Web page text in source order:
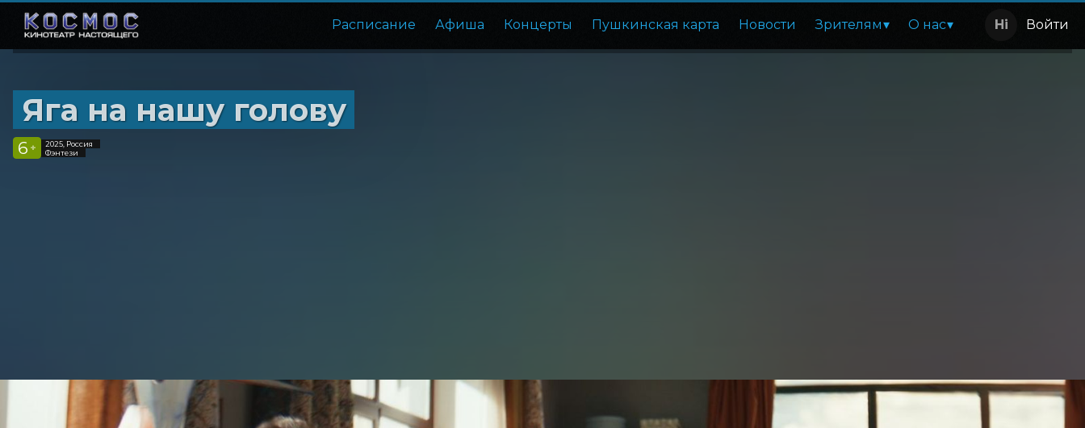
Расписание Афиша Концерты Пушкинская карта Новости Зрителям О нас Войти
Яга на нашу голову
6 +
2025, Россия
Фэнтези